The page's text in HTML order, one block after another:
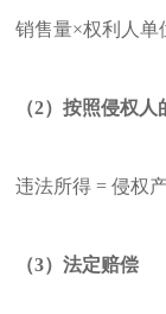
销售量×权利人单
（2）按照侵权
违法所得 = 侵权
（3）法定赔偿